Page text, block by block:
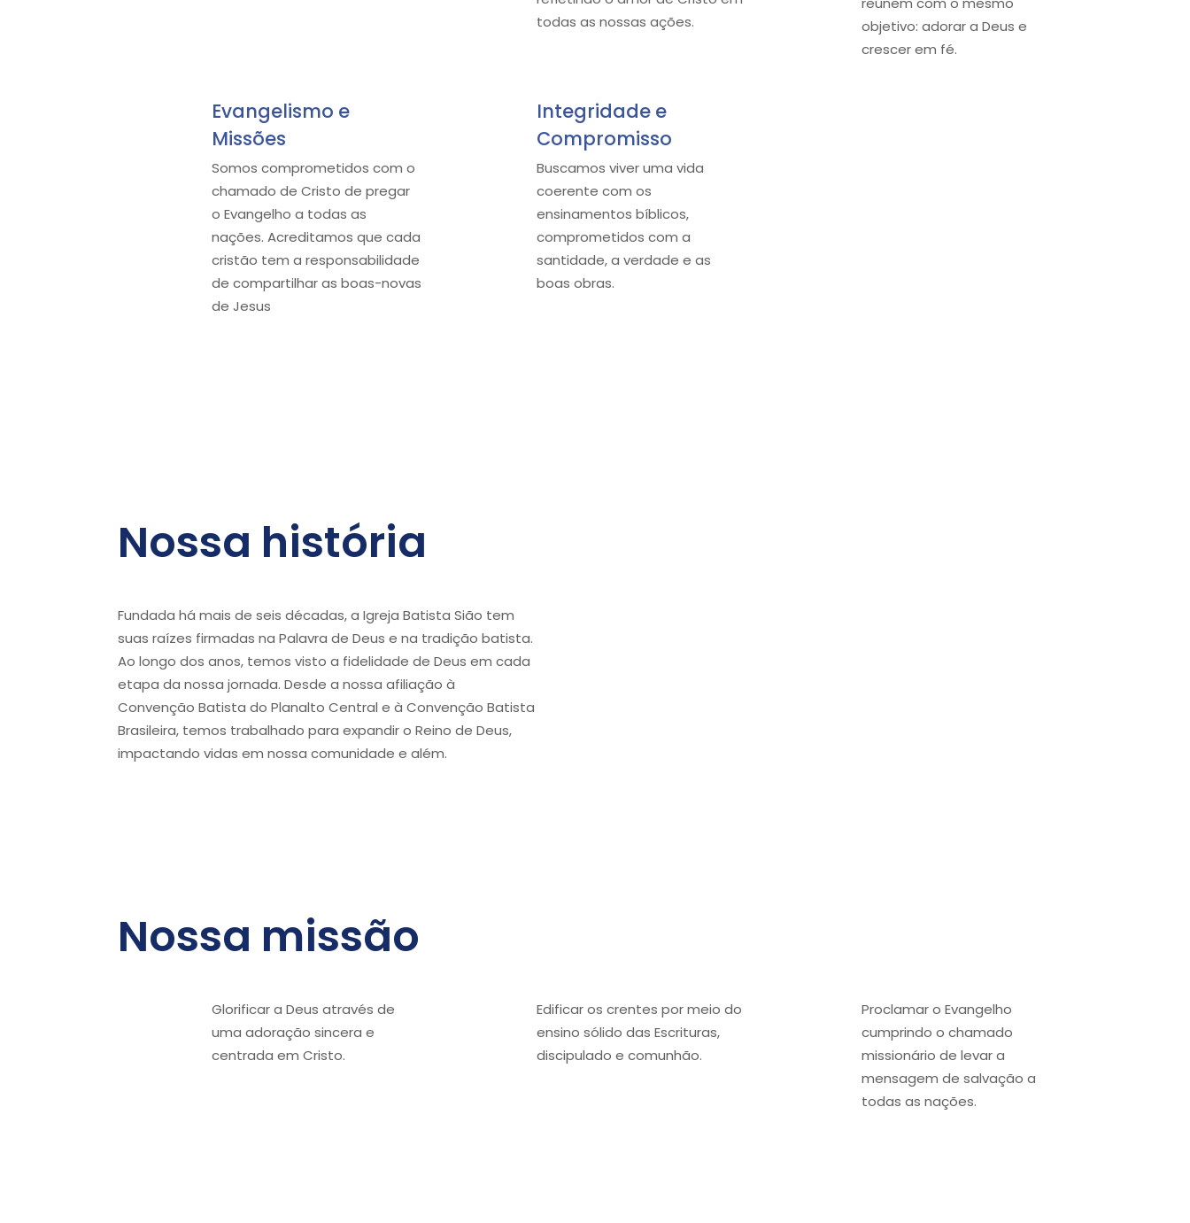
todas as nossas ações.
objetivo: adorar a Deus e
crescer em fé.
Evangelismo e
Missões
Somos comprometidos com o
chamado de Cristo de pregar
o Evangelho a todas as
nações. Acreditamos que cada
cristão tem a responsabilidade
de compartilhar as boas-novas
de Jesus
Integridade e
Compromisso
Buscamos viver uma vida
coerente com os
ensinamentos bíblicos,
comprometidos com a
santidade, a verdade e as
boas obras.
Nossa história
Fundada há mais de seis décadas, a Igreja Batista Sião tem
suas raízes firmadas na Palavra de Deus e na tradição batista.
Ao longo dos anos, temos visto a fidelidade de Deus em cada
etapa da nossa jornada. Desde a nossa afiliação à
Convenção Batista do Planalto Central e à Convenção Batista
Brasileira, temos trabalhado para expandir o Reino de Deus,
impactando vidas em nossa comunidade e além.
Nossa missão
Glorificar a Deus através de
uma adoração sincera e
centrada em Cristo.
Edificar os crentes por meio do
ensino sólido das Escrituras,
discipulado e comunhão.
Proclamar o Evangelho
cumprindo o chamado
missionário de levar a
mensagem de salvação a
todas as nações.